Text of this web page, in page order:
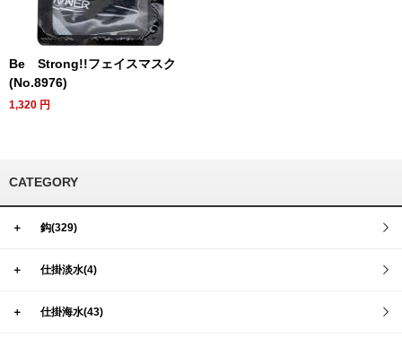
Be Strong!!フェイスマスク
(No.8976)
1,320 円
CATEGORY
＋ 鈎(329)
＋ 仕掛淡水(4)
＋ 仕掛海水(43)